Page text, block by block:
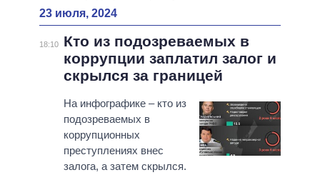
23 июля, 2024
18:10
Кто из подозреваемых в
коррупции заплатил залог и
скрылся за границей
На инфографике – кто из
подозреваемых в
коррупционных
преступлениях внес
залога, а затем скрылся.